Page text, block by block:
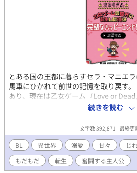
とある国の王都に暮らすセラ・マニエ
馬車にひかれて前世の記憶を取り戻す
あり、現在は乙女ゲーム『Love or
ていたのだ。 そしてセラは、父シシル
れ、文官の手伝いをすることに……。
選択次第で簡単に残酷なバッドエンド
オが特徴。 そして前世でプレイしたの
ラクターの黒騎士アックス・トロントの
大な影響を及ぼすこのゲームは油断大敵
するため、セラは唯一の希望となるアッ
続きを読む
文字数 392,871 最終更
BL 異世界 溺愛 甘々 じ
もだもだ
転生 奮闘する主人公